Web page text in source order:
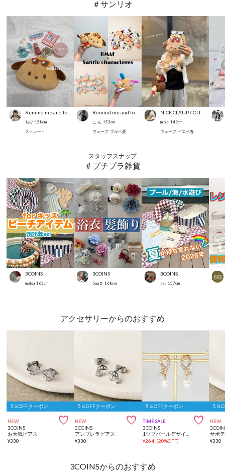
＃サンリオ
ちひ 158cm
ストレート
こ ん 153cm
ウェーブ ブルベ夏
m o e 149cm
ウェーブ イエベ春
スタッフスナップ
＃プチプラ雑貨
3COINS
matsu 163cm
3COINS
Suu☺︎ 168cm
3COINS
aya 157cm
アクセサリーからのおすすめ
5％OFFクーポン
NEW 
3COINS
お天気ピアス
¥330
5％OFFクーポン
NEW 
3COINS
アンブレラピアス
¥330
5％OFFクーポン
TIME SALE 
3COINS
1ツブパールデザインピアス
¥264 (20%OFF)
5％
NEW
サボ
¥330
3COINSからのおすすめ